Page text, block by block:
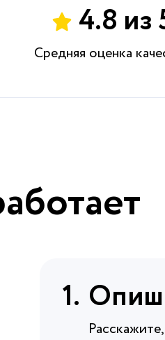
4.8 из
Средняя оценка